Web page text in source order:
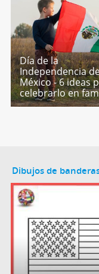
Día de la
Independencia
México - 6 ideas
celebrarlo en
Dibujos de